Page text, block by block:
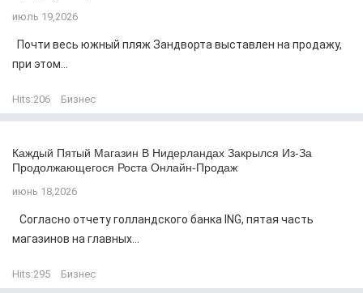
июль 19,2026
Почти весь южный пляж Зандворта выставлен на продажу,
при этом...
Hits:206 Бизнес
Каждый Пятый Магазин В Нидерландах Закрылся Из-За
Продолжающегося Роста Онлайн-Продаж
июнь 18,2026
Согласно отчету голландского банка ING, пятая часть
магазинов на главных...
Hits:295 Бизнес